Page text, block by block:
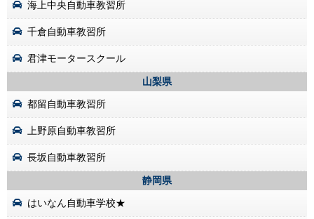
海上中央自動車教習所
千倉自動車教習所
君津モータースクール
山梨県
都留自動車教習所
上野原自動車教習所
長坂自動車教習所
静岡県
はいなん自動車学校★